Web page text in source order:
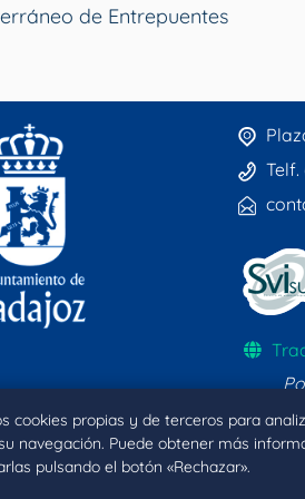
cookies propias y de terceros para
navegación. Puede obtener más
pulsando el botón «Rechazar».
de Entrepuentes
Telf.